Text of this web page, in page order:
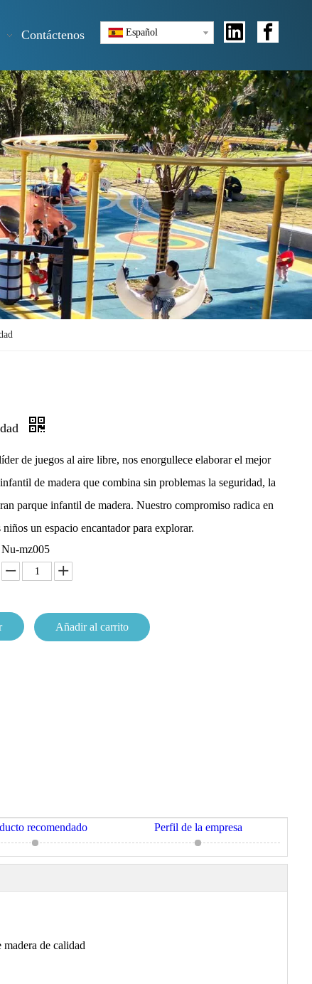
Contáctenos Español
de juegos al aire libre, nos enorgullece elaborar el mejor
de madera que combina sin problemas la seguridad, la
parque infantil de madera. Nuestro compromiso radica en
un espacio encantador para explorar.
Nu-mz005
Añadir al carrito
recomendado Perfil de la empresa
de calidad